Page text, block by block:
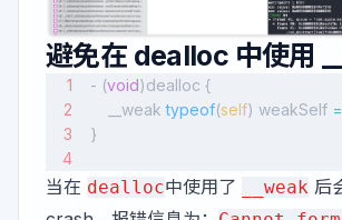
避免在 dealloc 中使用
- (void)dealloc {
    __weak
typeof(self) weakSelf =
}
当在 dealloc中使用了 __weak 后